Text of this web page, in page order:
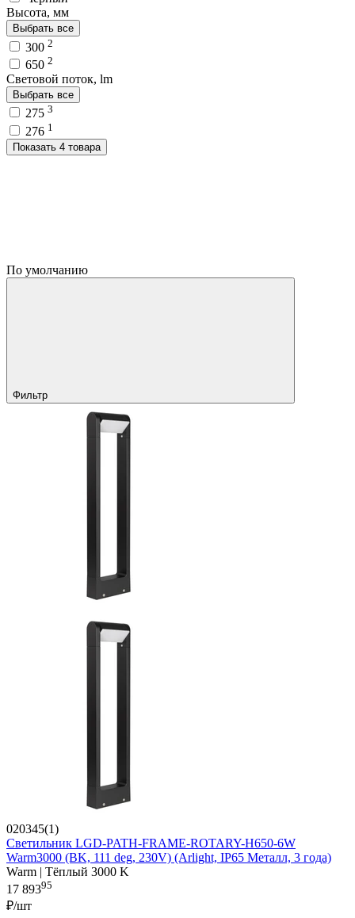
Высота, мм
Выбрать все
300 2
650 2
Световой поток, lm
Выбрать все
275 3
276 1
Показать 4 товара
По умолчанию
Фильтр
020345(1)
Светильник LGD-PATH-FRAME-ROTARY-H650-6W
Warm3000 (BK, 111 deg, 230V) (Arlight, IP65 Металл, 3 года)
Warm | Тёплый 3000 K
17 89395
₽/шт